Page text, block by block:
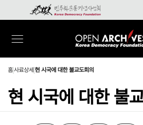
홈사료상세 현 시국에 대한 불교도회의
현 시국에 대한 불